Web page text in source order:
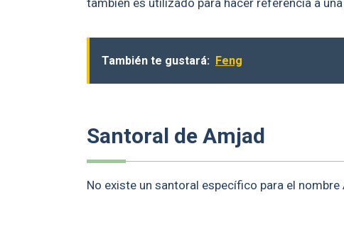
También te gustará: Feng
Santoral de Amjad
No existe un santoral específico para el nombre